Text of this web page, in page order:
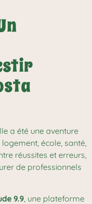
a été une aventure
école, santé,
réussites et erreurs,
de professionnels
9.9, une plateforme